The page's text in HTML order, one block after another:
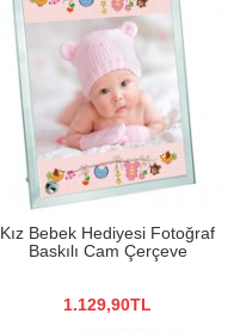
Kız Bebek Hediyesi Fotoğraf
Baskılı Cam Çerçeve
1.129,90TL